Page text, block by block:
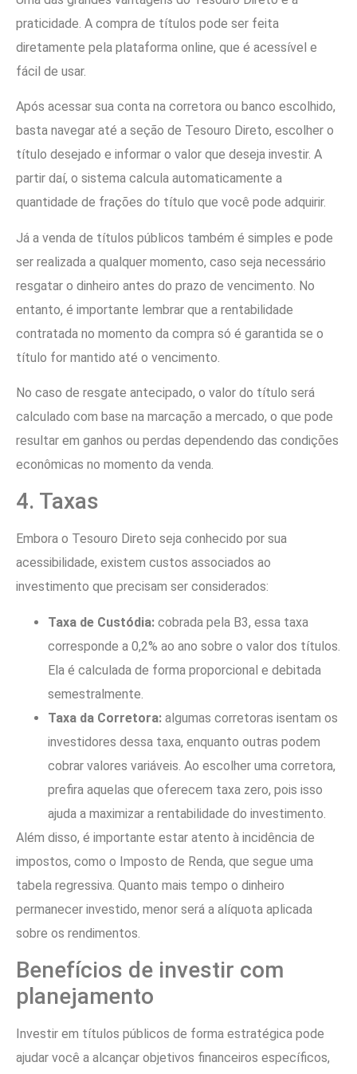
praticidade. A compra de títulos pode ser feita
diretamente pela plataforma online, que é acessível e
fácil de usar.
Após acessar sua conta na corretora ou banco escolhido,
basta navegar até a seção de Tesouro Direto, escolher o
título desejado e informar o valor que deseja investir. A
partir daí, o sistema calcula automaticamente a
quantidade de frações do título que você pode adquirir.
Já a venda de títulos públicos também é simples e pode
ser realizada a qualquer momento, caso seja necessário
resgatar o dinheiro antes do prazo de vencimento. No
entanto, é importante lembrar que a rentabilidade
contratada no momento da compra só é garantida se o
título for mantido até o vencimento.
No caso de resgate antecipado, o valor do título será
calculado com base na marcação a mercado, o que pode
resultar em ganhos ou perdas dependendo das condições
econômicas no momento da venda.
4. Taxas
Embora o Tesouro Direto seja conhecido por sua
acessibilidade, existem custos associados ao
investimento que precisam ser considerados:
Taxa de Custódia: cobrada pela B3, essa taxa
corresponde a 0,2% ao ano sobre o valor dos títulos.
Ela é calculada de forma proporcional e debitada
semestralmente.
Taxa da Corretora: algumas corretoras isentam os
investidores dessa taxa, enquanto outras podem
cobrar valores variáveis. Ao escolher uma corretora,
prefira aquelas que oferecem taxa zero, pois isso
ajuda a maximizar a rentabilidade do investimento.
Além disso, é importante estar atento à incidência de
impostos, como o Imposto de Renda, que segue uma
tabela regressiva. Quanto mais tempo o dinheiro
permanecer investido, menor será a alíquota aplicada
sobre os rendimentos.
Benefícios de investir com
planejamento
Investir em títulos públicos de forma estratégica pode
ajudar você a alcançar objetivos financeiros específicos,